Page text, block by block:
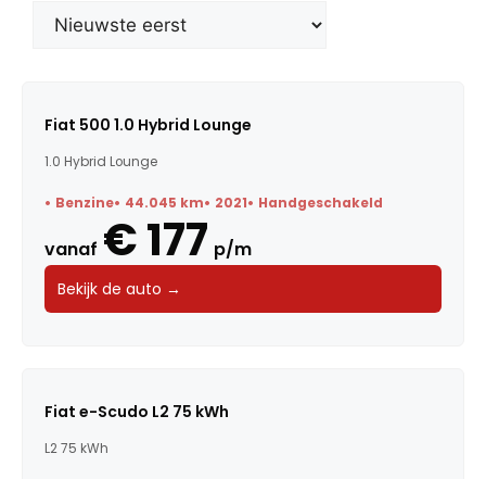
Merk
Trefwoorden
Maandbedrag
Kilometerstand
Fiat 500 1.0 Hybrid Lounge
1.0 Hybrid Lounge
Benzine 44.045 km 2021 Handgeschakeld
vanaf € 177 p/m
Bekijk de auto →
Fiat e-Scudo L2 75 kWh
L2 75 kWh